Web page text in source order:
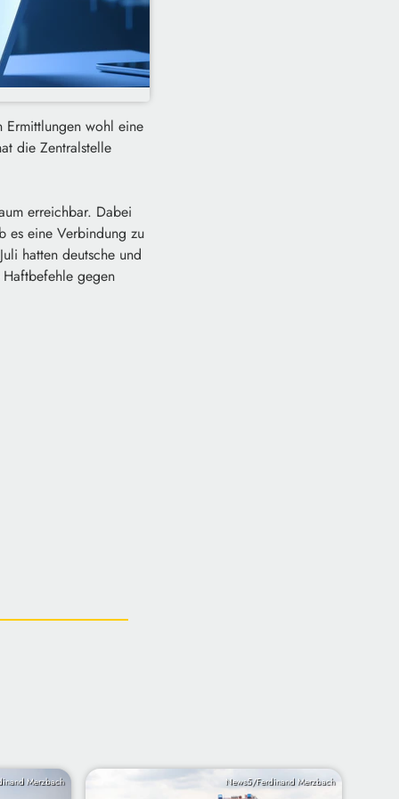
Ermittlungen wohl eine
die Zentralstelle
erreichbar. Dabei
es eine Verbindung zu
hatten deutsche und
gegen
Merzbach News5/Ferdinand Merzbach